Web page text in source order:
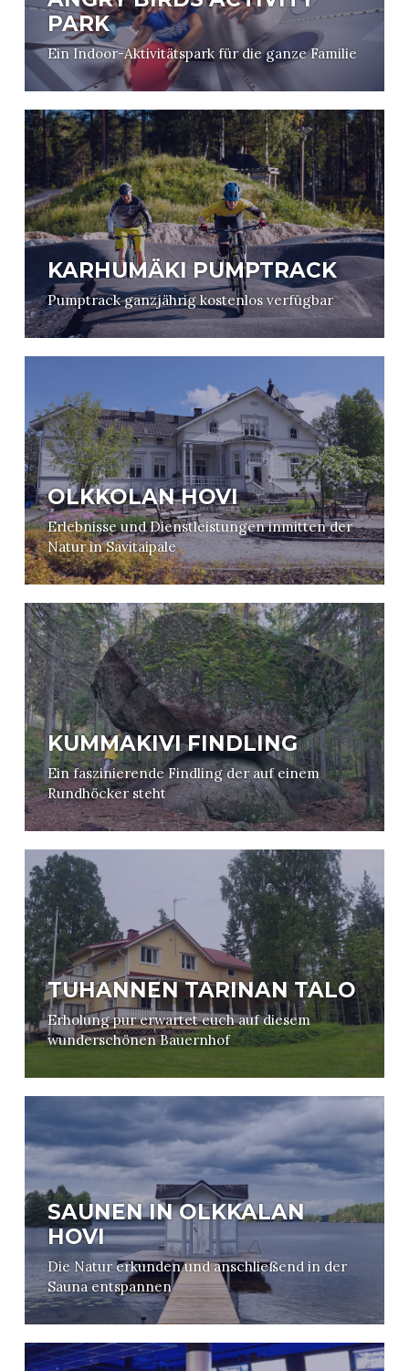
PARK
Ein Indoor-Aktivitätspark für die ganze Familie
KARHUMÄKI PUMPTRACK
Pumptrack ganzjährig kostenlos verfügbar
OLKKOLAN HOVI
Erlebnisse und Dienstleistungen inmitten der
Natur in Savitaipale
KUMMAKIVI FINDLING
Ein faszinierende Findling der auf einem
Rundhöcker steht
TUHANNEN TARINAN TALO
Erholung pur erwartet euch auf diesem
wunderschönen Bauernhof
SAUNEN IN OLKKALAN
HOVI
Die Natur erkunden und anschließend in der
Sauna entspannen